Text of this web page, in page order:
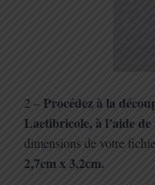
2 –Procédez à la
Laetibricole, à l’aide
dimensions de votre
2,7cm x 3,2cm.